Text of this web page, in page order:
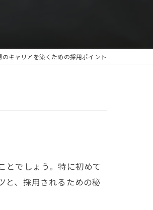
キャリアを築くための採用ポイント
とでしょう。特に初めて
と、採用されるための秘